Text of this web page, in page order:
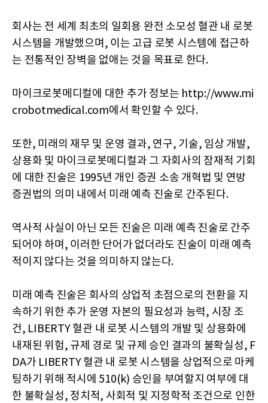
회사는 전 세계 최초의 일회용 완전 소모성 혈관 내 로봇
시스템을 개발했으며, 이는 고급 로봇 시스템에 접근하
는 전통적인 장벽을 없애는 것을 목표로 한다.
마이크로봇메디컬에 대한 추가 정보는 http://www.mi
crobotmedical.com에서 확인할 수 있다.
또한, 미래의 재무 및 운영 결과, 연구, 기술, 임상 개발,
상용화 및 마이크로봇메디컬과 그 자회사의 잠재적 기회
에 대한 진술은 1995년 개인 증권 소송 개혁법 및 연방
증권법의 의미 내에서 미래 예측 진술로 간주된다.
역사적 사실이 아닌 모든 진술은 미래 예측 진술로 간주
되어야 하며, 이러한 단어가 없더라도 진술이 미래 예측
적이지 않다는 것을 의미하지 않는다.
미래 예측 진술은 회사의 상업적 초점으로의 전환을 지
속하기 위한 추가 운영 자본의 필요성과 능력, 시장 조
건, LIBERTY 혈관 내 로봇 시스템의 개발 및 상용화에
내재된 위험, 규제 경로 및 규제 승인 결과의 불확실성, F
DA가 LIBERTY 혈관 내 로봇 시스템을 상업적으로 마케
팅하기 위해 적시에 510(k) 승인을 부여할지 여부에 대
한 불확실성, 정치적, 사회적 및 지정학적 조건으로 인한